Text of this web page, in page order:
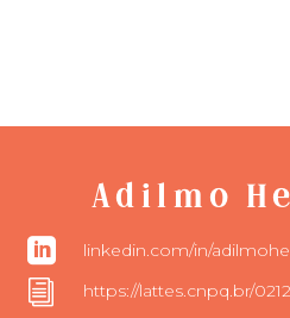
Adilmo
 linkedin.com/in/
i https://lattes.cnpq.br/